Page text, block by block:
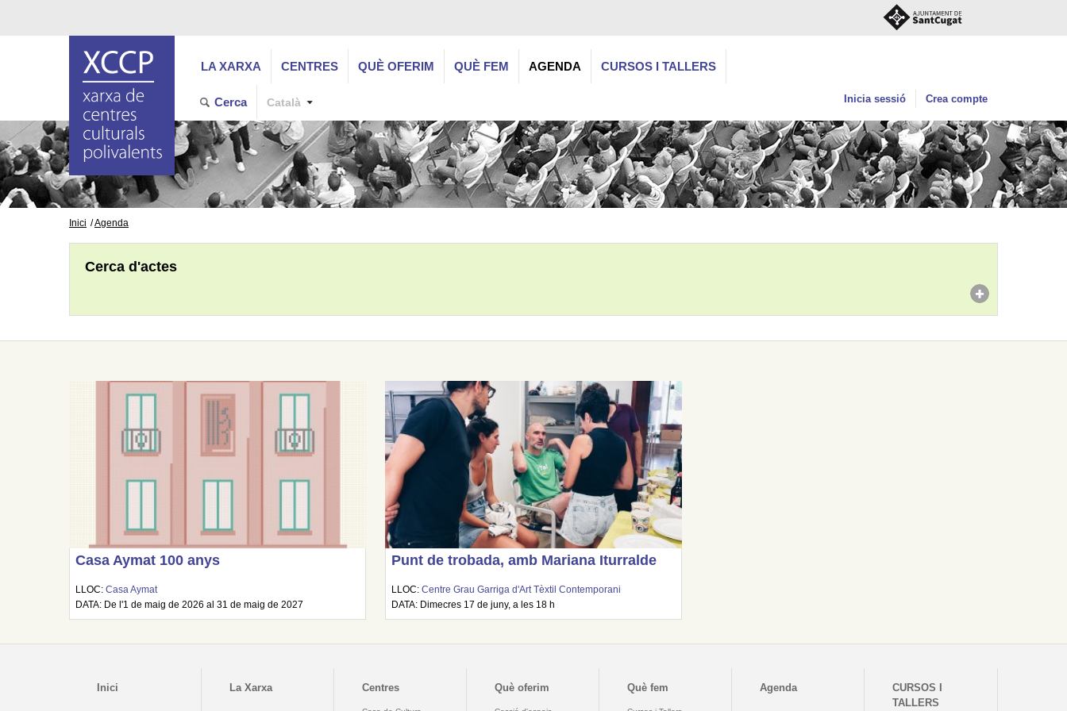
LA XARXA CENTRES QUÈ OFERIM QUÈ FEM AGENDA CURSOS I TALLERS
Cerca Català Inicia sessió Crea compte
Inici Agenda
Cerca d'actes
Casa Aymat 100 anys
LLOC:Casa Aymat
DATA: De l'1 de maig de 2026 al 31 de maig de 2027
Punt de trobada, amb Mariana Iturralde
LLOC:Centre Grau Garriga d'Art Tèxtil Contemporani
DATA: Dimecres 17 de juny, a les 18 h
Inici La Xarxa Centres Què oferim Què fem Agenda
CURSOS I
TALLERS